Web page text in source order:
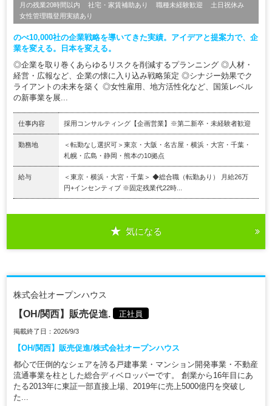
月の残業20時間以内 社宅・家賃補助あり 職種未経験歓迎
土日祝休み
女性管理職登用実績あり
のべ10,000社の企業戦略を導いてきた実績。アイデアと提案力で、企
業を変える。日本を変える。
◎企業を取り巻くあらゆるリスクを削減するプランニング ◎人材・
経営・広報など、企業の懐に入り込み戦略策定 ◎シナジー効果でク
ライアントの未来を築く ◎女性雇用、地方活性化など、国策レベル
の新事業を展...
仕事内容 採用コンサルティング【企画営業】※第二新卒・未経験者歓迎
勤務地
＜転勤なし選択可＞東京・大阪・名古屋・横浜・大宮・千葉・
札幌・広島・静岡・熊本の10拠点
給与
＜東京・横浜・大宮・千葉＞ ◆総合職（転勤あり） 月給26万
円+インセンティブ ※固定残業代22時...
気になる
株式会社オープンハウス
【OH/関西】販売促進. 正社員
掲載終了日：2026/9/3
【OH/関西】販売促進/株式会社オープンハウス
都心で圧倒的なシェアを誇る戸建事業・マンション開発事業・不動産
流通事業を柱とした総合ディベロッパーです。 創業から16年目にあ
たる2013年に東証一部直接上場、2019年に売上5000億円を突破し
た...